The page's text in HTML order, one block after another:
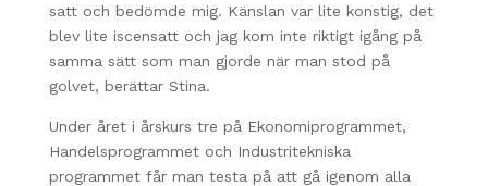
satt och bedömde mig. Känslan var lite konstig, det
blev lite iscensatt och jag kom inte riktigt igång på
samma sätt som man gjorde när man stod på
golvet, berättar Stina.
Under året i årskurs tre på Ekonomiprogrammet,
Handelsprogrammet och Industritekniska
programmet får man testa på att gå igenom alla